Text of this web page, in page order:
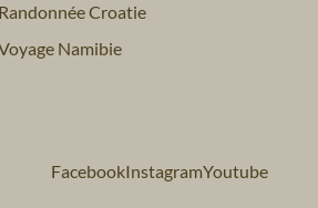
Randonnée Croatie
Namibie
FacebookInstagramYoutube